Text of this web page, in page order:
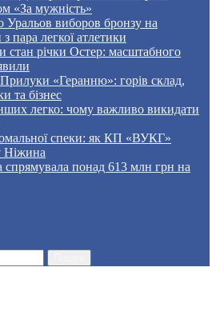
«За мужність»
виборов бронзу на
пара легкої атлетики
стан річки Остер: масштабного
«Геранню»: горів склад,
та бізнес
легко: чому важливо викидати
спеки: як КП «ВУКГ»
Ніжина
спрямувала понад 613 млн грн на